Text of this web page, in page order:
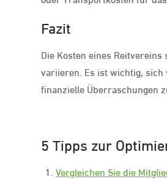
Fazit
Die Kosten eines
variieren. Es ist wichtig,
finanzielle Überraschungen
5 Tipps zur
Vergleichen Sie die